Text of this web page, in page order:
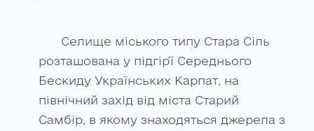
Селище міського типу Стара Сіль
розташована у підгір’ї Середнього
Бескиду Українських Карпат, на
північний захід від міста Старий
Самбір, в якому знаходяться джерела з